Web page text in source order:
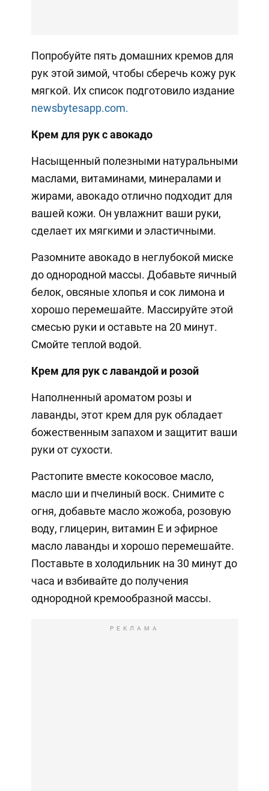
Попробуйте пять домашних кремов для
рук этой зимой, чтобы сберечь кожу рук
мягкой. Их список подготовило издание
newsbytesapp.com.
Крем для рук с авокадо
Насыщенный полезными натуральными
маслами, витаминами, минералами и
жирами, авокадо отлично подходит для
вашей кожи. Он увлажнит ваши руки,
сделает их мягкими и эластичными.
Разомните авокадо в неглубокой миске
до однородной массы. Добавьте яичный
белок, овсяные хлопья и сок лимона и
хорошо перемешайте. Массируйте этой
смесью руки и оставьте на 20 минут.
Смойте теплой водой.
Крем для рук с лавандой и розой
Наполненный ароматом розы и
лаванды, этот крем для рук обладает
божественным запахом и защитит ваши
руки от сухости.
Растопите вместе кокосовое масло,
масло ши и пчелиный воск. Снимите с
огня, добавьте масло жожоба, розовую
воду, глицерин, витамин Е и эфирное
масло лаванды и хорошо перемешайте.
Поставьте в холодильник на 30 минут до
часа и взбивайте до получения
однородной кремообразной массы.
РЕКЛАМА